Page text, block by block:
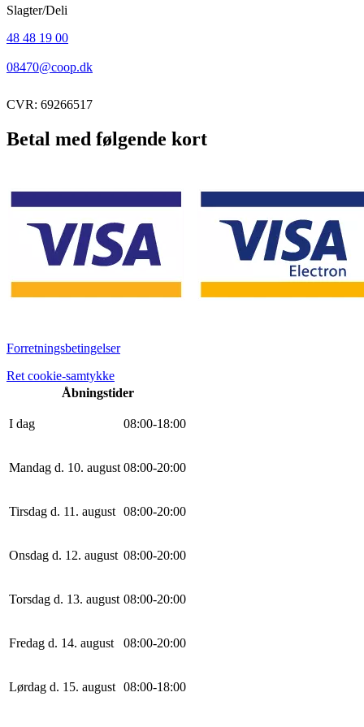
Slagter/Deli
48 48 19 00
08470@coop.dk
CVR: 69266517
Betal med følgende kort
Forretningsbetingelser
Ret cookie-samtykke
Åbningstider
I dag 08:00-18:00
Mandag d. 10. august 08:00-20:00
Tirsdag d. 11. august 08:00-20:00
Onsdag d. 12. august 08:00-20:00
Torsdag d. 13. august 08:00-20:00
Fredag d. 14. august 08:00-20:00
Lørdag d. 15. august 08:00-18:00